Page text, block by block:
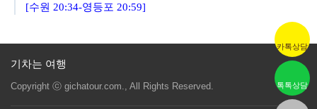
[수원 20:34-영등포 20:59]
기차는 여행
Copyright ⓒ gichatour.com., All Rights Reserved.
카톡상담
톡톡상담